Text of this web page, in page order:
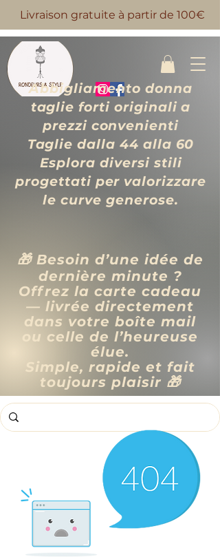
Livraison gratuite à partir de 100€
Abbigliamento donna
taglie forti originali a
prezzi convenienti
Taglie dalla 44 alla 60
Esplora diversi stili
progettati per valorizzare
le curve generose.
🎁 Besoin d’une idée de
dernière minute ?
Offrez la carte cadeau
— livrée directement
dans votre boîte mail
ou celle de l’heureuse
élue.
Simple, rapide et fait
toujours plaisir 🎁